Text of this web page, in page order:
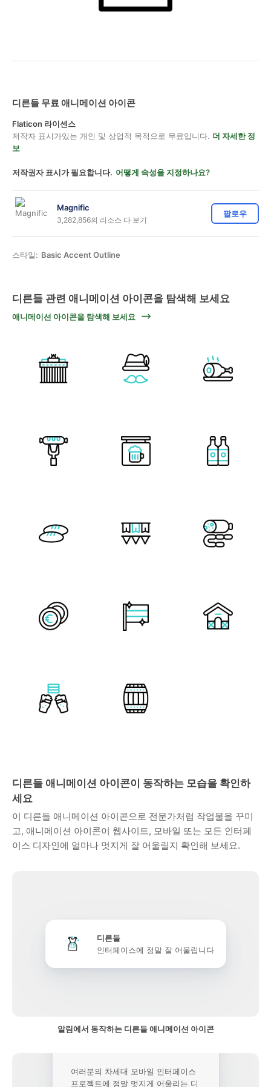
디른들 무료 애니메이션 아이콘
Flaticon 라이센스
저작자 표시가있는 개인 및 상업적 목적으로 무료입니다. 더 자세한 정
보
저작권자 표시가 필요합니다. 어떻게 속성을 지정하나요?
Magnific
3,282,856의 리소스 다 보기
팔로우
스타일: Basic Accent Outline
디른들 관련 애니메이션 아이콘을 탐색해 보세요
애니메이션 아이콘을 탐색해 보세요
디른들 애니메이션 아이콘이 동작하는 모습을 확인하
세요
이 디른들 애니메이션 아이콘으로 전문가처럼 작업물을 꾸미
고, 애니메이션 아이콘이 웹사이트, 모바일 또는 모든 인터페
이스 디자인에 얼마나 멋지게 잘 어울릴지 확인해 보세요.
디른들
인터페이스에 정말 잘 어울립니다
알림에서 동작하는 디른들 애니메이션 아이콘
여러분의 차세대 모바일 인터페이스
프로젝트에 정말 멋지게 어울리는 디